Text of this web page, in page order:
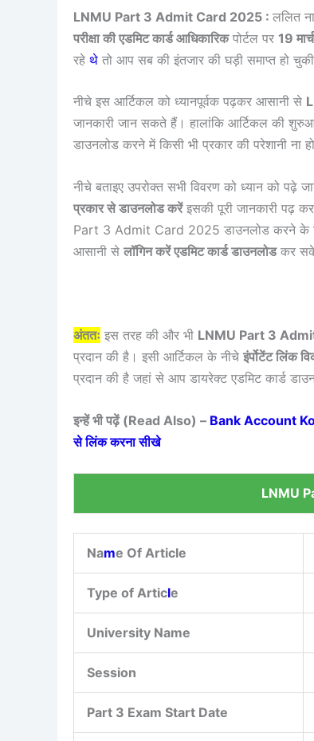
LNMU Part 3 Admit Card 2025 : ललित
परीक्षा की एडमिट कार्ड आधिकारिकपोर्टल पर 19
रहे थे तो आप सब की इंतजार की घड़ी समाप्त हो
नीचे इस आर्टिकल को ध्यानपूर्वक पढ़कर आसानी से
जानकारी जान सकते हैं। हालांकि आर्टिकल की
डाउनलोड करने में किसी भी प्रकार की परेशानी
नीचे बताइए उपरोक्त सभी विवरण को ध्यान को पढ़े
प्रकार से डाउनलोड करेंइसकी पूरी जानकारी पढ़
Part 3 Admit Card 2025 डाउनलोड करने के
आसानी से लॉगिन करें एडमिट कार्ड डाउनलोडकर
अंततः इस तरह की और भी LNMU Part 3
प्रदान की है। इसी आर्टिकल के नीचे इंर्पोटेंट लिंक
प्रदान की है जहां से आप डायरेक्ट एडमिट कार्ड
इन्हें भी पढ़ें (Read Also) – Bank Account
से लिंक करना सीखे
LNMU
Name Of Article
Type of Article
University Name
Session
Part 3 Exam Start Date